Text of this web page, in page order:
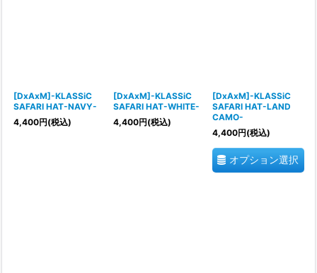
[DxAxM]-KLASSiC
SAFARI HAT-NAVY-
4,400円(税込)
[DxAxM]-KLASSiC
SAFARI HAT-WHITE-
4,400円(税込)
[DxAxM]-KLASSiC
SAFARI HAT-LAND
CAMO-
4,400円(税込)
オプション選択